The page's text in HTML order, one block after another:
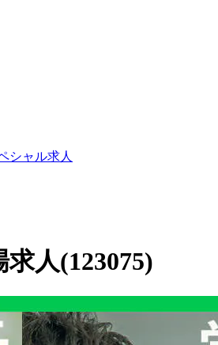
シャル求人
人(123075)